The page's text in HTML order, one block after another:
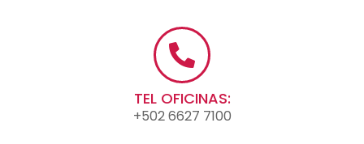
TEL OFICINAS:
+502 6627 7100